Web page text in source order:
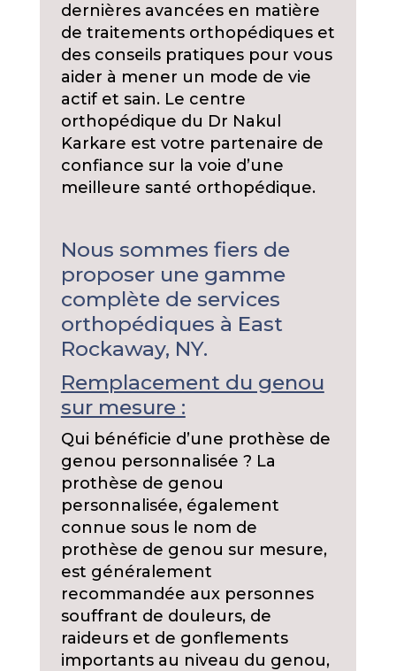
dernières avancées en matière
de traitements orthopédiques et
des conseils pratiques pour vous
aider à mener un mode de vie
actif et sain. Le centre
orthopédique du Dr Nakul
Karkare est votre partenaire de
confiance sur la voie d’une
meilleure santé orthopédique.
Nous sommes fiers de
proposer une gamme
complète de services
orthopédiques à East
Rockaway, NY.
Remplacement du genou
sur mesure :
Qui bénéficie d’une prothèse de
genou personnalisée ? La
prothèse de genou
personnalisée, également
connue sous le nom de
prothèse de genou sur mesure,
est généralement
recommandée aux personnes
souffrant de douleurs, de
raideurs et de gonflements
importants au niveau du genou,